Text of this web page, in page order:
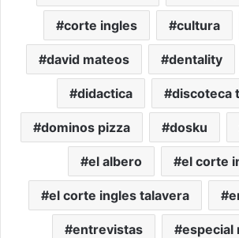
corte ingles cultura
david mateos dentality
didactica discoteca
dominos pizza dosku
el albero el corte
el corte ingles talavera
entrevistas especial